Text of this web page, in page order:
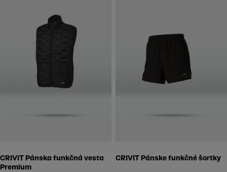
CRIVIT Pánska funkčná vesta
Premium
CRIVIT Pánske funkčné šortky